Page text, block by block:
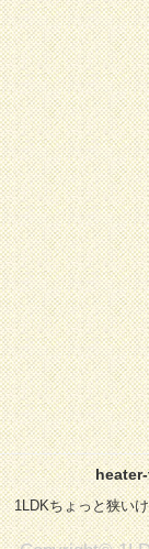
heater-
1LDKちょっと狭い